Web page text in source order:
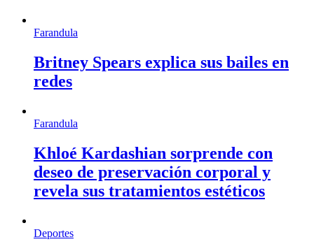
Farandula
Britney Spears explica sus bailes en
redes
Farandula
Khloé Kardashian sorprende con
deseo de preservación corporal y
revela sus tratamientos estéticos
Deportes